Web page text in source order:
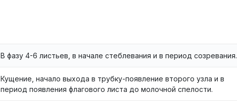
В фазу 4-6 листьев, в начале стеблевания и в период созревания.
Кущение, начало выхода в трубку-появление второго узла и в
период появления флагового листа до молочной спелости.